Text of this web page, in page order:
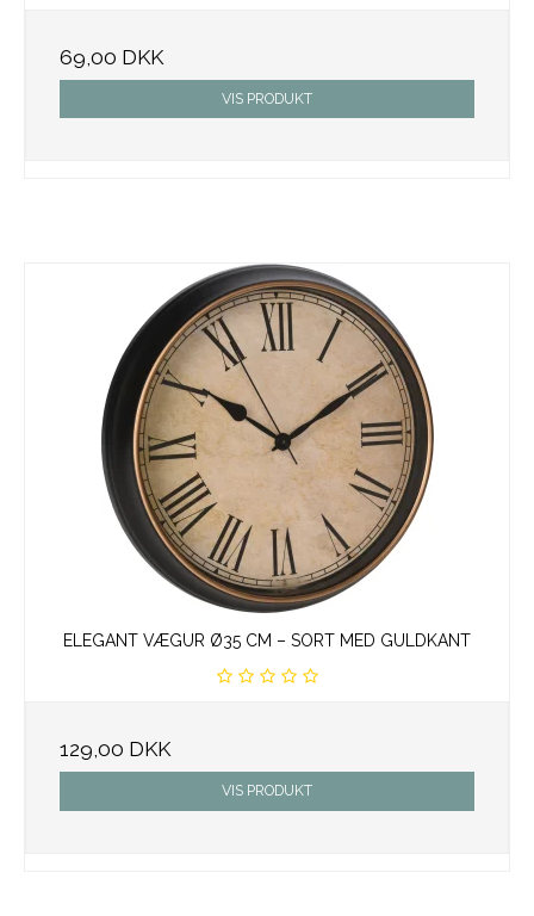
69,00 DKK
VIS PRODUKT
ELEGANT VÆGUR Ø35 CM – SORT MED GULDKANT
129,00 DKK
VIS PRODUKT